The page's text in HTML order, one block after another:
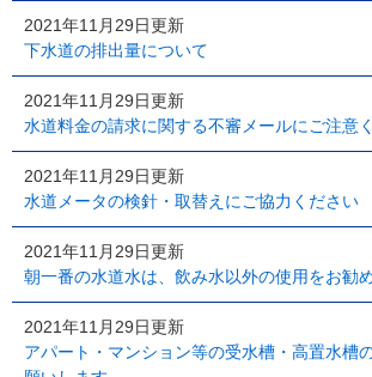
2021年11月29日更新
下水道の排出量について
2021年11月29日更新
水道料金の請求に関する不審メールにご注意
2021年11月29日更新
水道メータの検針・取替えにご協力ください
2021年11月29日更新
朝一番の水道水は、飲み水以外の使用をお勧
2021年11月29日更新
アパート・マンション等の受水槽・高置水槽